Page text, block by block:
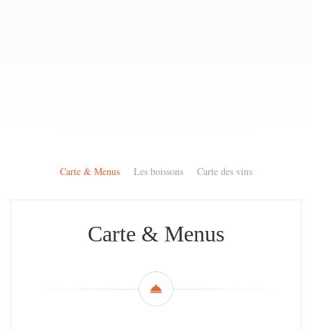
Carte & Menus Les boissons Carte des vins
Carte & Menus